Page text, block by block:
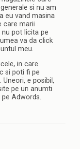
si nu am
eu vand masina
care marii
pot licita pe
va da click
meu.
in care
si poti fi pe
e posibil,
pe un anumti
Adwords.